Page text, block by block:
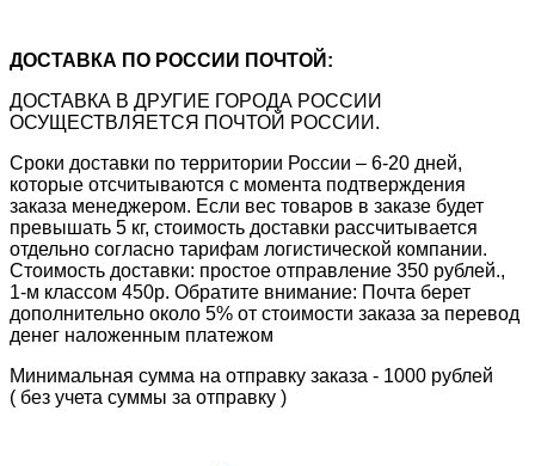
ДОСТАВКА ПО РОССИИ ПОЧТОЙ:
ДОСТАВКА В ДРУГИЕ ГОРОДА РОССИИ
ОСУЩЕСТВЛЯЕТСЯ ПОЧТОЙ РОССИИ.
Сроки доставки по территории России – 6-20 дней,
которые отсчитываются с момента подтверждения
заказа менеджером. Если вес товаров в заказе будет
превышать 5 кг, стоимость доставки рассчитывается
отдельно согласно тарифам логистической компании.
Стоимость доставки: простое отправление 350 рублей.,
1-м классом 450р. Обратите внимание: Почта берет
дополнительно около 5% от стоимости заказа за перевод
денег наложенным платежом
Минимальная сумма на отправку заказа - 1000 рублей
( без учета суммы за отправку )